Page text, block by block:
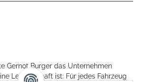
Gernot Burger das Unternehmen
Leidenschaft ist: Für jedes Fahrzeug